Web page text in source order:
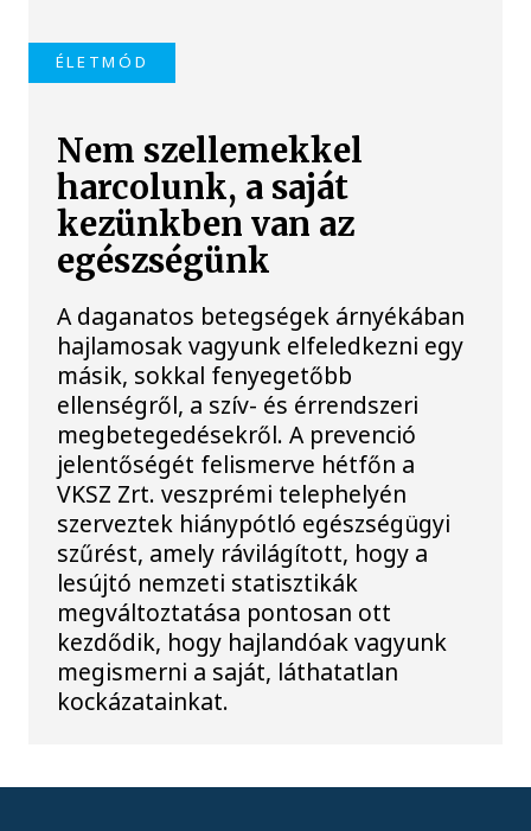
ÉLETMÓD
Nem szellemekkel
harcolunk, a saját
kezünkben van az
egészségünk
A daganatos betegségek árnyékában
hajlamosak vagyunk elfeledkezni egy
másik, sokkal fenyegetőbb
ellenségről, a szív- és érrendszeri
megbetegedésekről. A prevenció
jelentőségét felismerve hétfőn a
VKSZ Zrt. veszprémi telephelyén
szerveztek hiánypótló egészségügyi
szűrést, amely rávilágított, hogy a
lesújtó nemzeti statisztikák
megváltoztatása pontosan ott
kezdődik, hogy hajlandóak vagyunk
megismerni a saját, láthatatlan
kockázatainkat.